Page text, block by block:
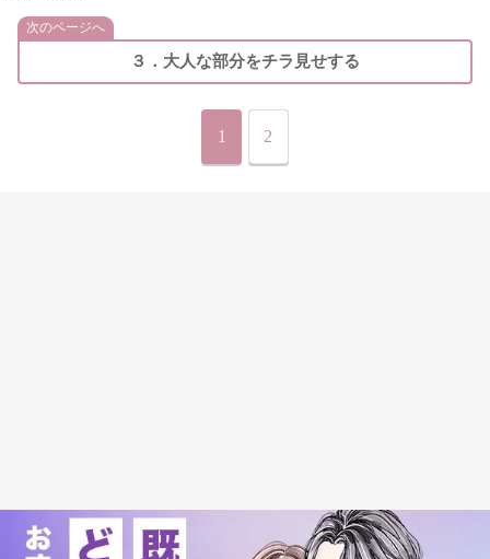
次のページへ
３．大人な部分をチラ見せする
1 2